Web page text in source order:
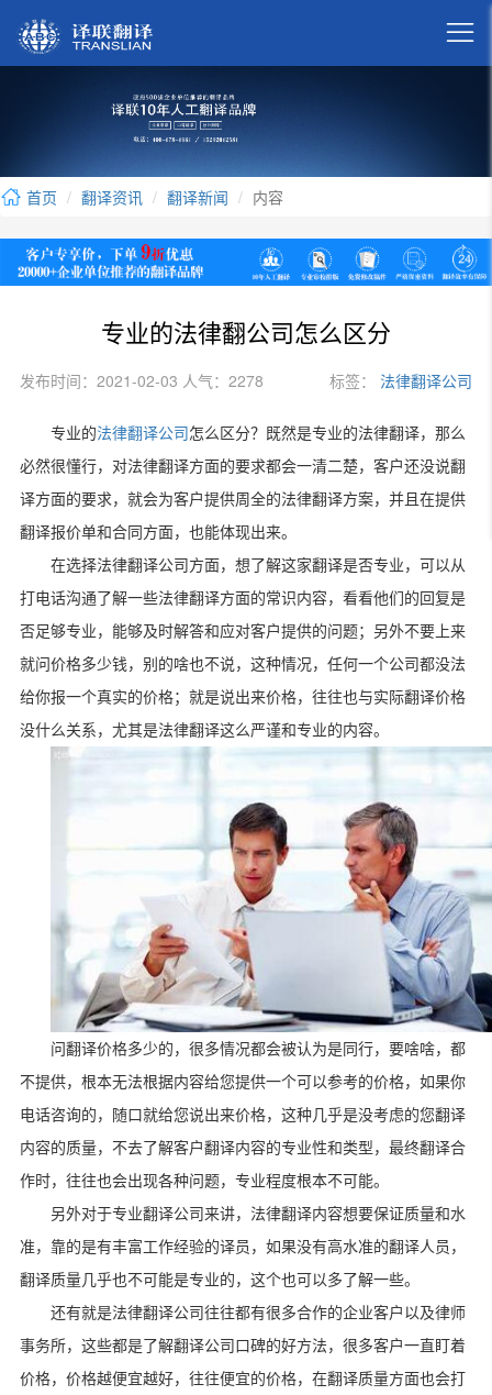

首页 翻译资讯 翻译新闻 内容
专业的法律翻公司怎么区分
发布时间：2021-02-03 人气：2278 标签： 法律翻译公司
专业的法律翻译公司 怎么区分？既然是专业的法律翻译，那么
必然很懂行，对法律翻译方面的要求都会一清二楚，客户还没说翻
译方面的要求，就会为客户提供周全的法律翻译方案，并且在提供
翻译报价单和合同方面，也能体现出来。
在选择法律翻译公司方面，想了解这家翻译是否专业，可以从
打电话沟通了解一些法律翻译方面的常识内容，看看他们的回复是
否足够专业，能够及时解答和应对客户提供的问题；另外不要上来
就问价格多少钱，别的啥也不说，这种情况，任何一个公司都没法
给你报一个真实的价格；就是说出来价格，往往也与实际翻译价格
没什么关系，尤其是法律翻译这么严谨和专业的内容。
问翻译价格多少的，很多情况都会被认为是同行，要啥啥，都
不提供，根本无法根据内容给您提供一个可以参考的价格，如果你
电话咨询的，随口就给您说出来价格，这种几乎是没考虑的您翻译
内容的质量，不去了解客户翻译内容的专业性和类型，最终翻译合
作时，往往也会出现各种问题，专业程度根本不可能。
另外对于专业翻译公司来讲，法律翻译内容想要保证质量和水
准，靠的是有丰富工作经验的译员，如果没有高水准的翻译人员，
翻译质量几乎也不可能是专业的，这个也可以多了解一些。
还有就是法律翻译公司往往都有很多合作的企业客户以及律师
事务所，这些都是了解翻译公司口碑的好方法，很多客户一直盯着
价格，价格越便宜越好，往往便宜的价格，在翻译质量方面也会打